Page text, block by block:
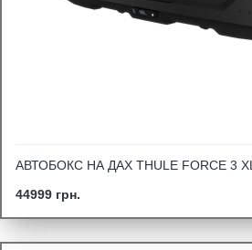
АВТОБОКС НА ДАХ THULE FORCE 3
44999 грн.